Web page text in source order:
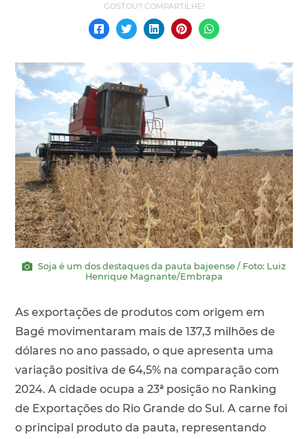
Soja é um dos destaques da pauta bajeense / Foto: Luiz
Henrique Magnante/Embrapa
As exportações de produtos com origem em
Bagé movimentaram mais de 137,3 milhões de
dólares no ano passado, o que apresenta uma
variação positiva de 64,5% na comparação com
2024. A cidade ocupa a 23ª posição no Ranking
de Exportações do Rio Grande do Sul. A carne foi
o principal produto da pauta, representando